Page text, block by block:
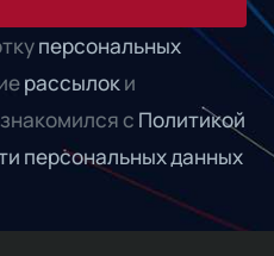
персональных
рассылоки
с Политикой
персональных данных